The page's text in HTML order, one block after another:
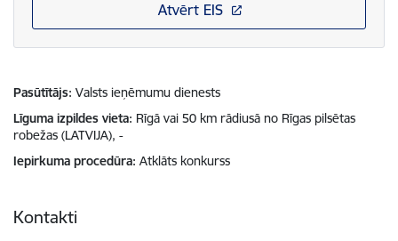
Atvērt EIS
Pasūtītājs Valsts ieņēmumu dienests
Līguma izpildes vieta Rīgā vai 50 km rādiusā no Rīgas pilsētas
robežas (LATVIJA), -
Iepirkuma procedūra Atklāts konkurss
Kontakti